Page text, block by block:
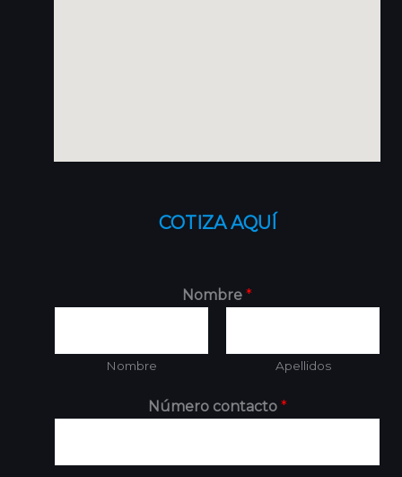
COTIZA AQUÍ
Nombre *
Nombre Apellidos
Número contacto *